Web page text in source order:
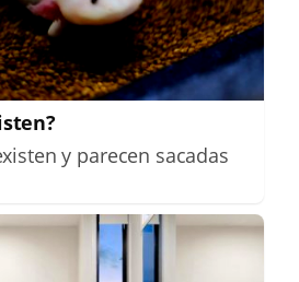
y parecen sacadas